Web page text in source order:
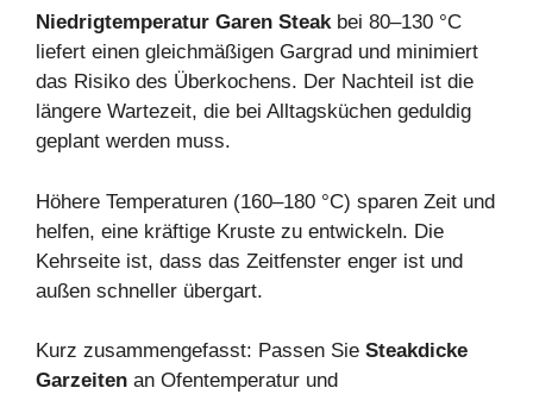
Niedrigtemperatur Garen Steakbei 80–130 °C
liefert einen gleichmäßigen Gargrad und minimiert
das Risiko des Überkochens. Der Nachteil ist die
längere Wartezeit, die bei Alltagsküchen geduldig
geplant werden muss.
Höhere Temperaturen (160–180 °C) sparen Zeit und
helfen, eine kräftige Kruste zu entwickeln. Die
Kehrseite ist, dass das Zeitfenster enger ist und
außen schneller übergart.
Kurz zusammengefasst: Passen Sie Steakdicke
Garzeiten an Ofentemperatur und